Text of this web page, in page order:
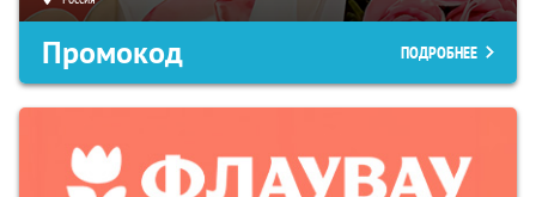
Промокод ПОДРОБНЕЕ